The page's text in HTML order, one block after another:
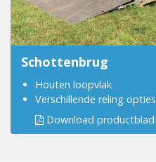
Schottenbrug
Houten loopvlak
Verschillende reling opties
Download productblad